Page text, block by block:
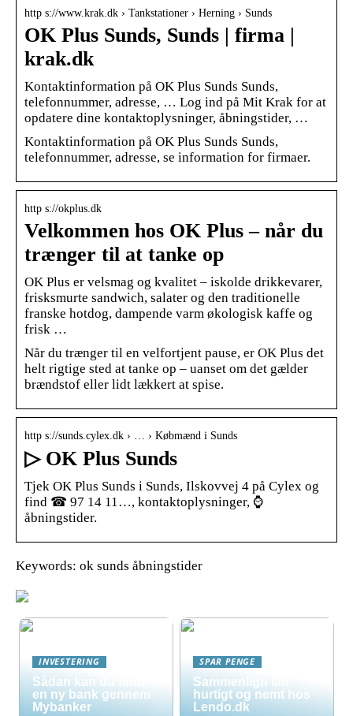
http s://www.krak.dk › Tankstationer › Herning › Sunds
OK Plus Sunds, Sunds | firma |
krak.dk
Kontaktinformation på OK Plus Sunds Sunds,
telefonnummer, adresse, … Log ind på Mit Krak for at
opdatere dine kontaktoplysninger, åbningstider, …
Kontaktinformation på OK Plus Sunds Sunds,
telefonnummer, adresse, se information for firmaer.
http s://okplus.dk
Velkommen hos OK Plus – når du
trænger til at tanke op
OK Plus er velsmag og kvalitet – iskolde drikkevarer,
frisksmurte sandwich, salater og den traditionelle
franske hotdog, dampende varm økologisk kaffe og
frisk …
Når du trænger til en velfortjent pause, er OK Plus det
helt rigtige sted at tanke op – uanset om det gælder
brændstof eller lidt lækkert at spise.
http s://sunds.cylex.dk › … › Købmænd i Sunds
▷ OK Plus Sunds
Tjek OK Plus Sunds i Sunds, Ilskovvej 4 på Cylex og
find ☎ 97 14 11…, kontaktoplysninger, ⌚
åbningstider.
Keywords: ok sunds åbningstider
INVESTERING
Sådan kan du finde
en ny bank gennem
Mybanker
SPAR PENGE
Sammenlign lån
hurtigt og nemt hos
Lendo.dk